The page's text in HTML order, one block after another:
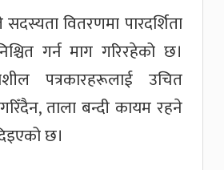
वितरणमा पारदर्शिता
गर्न माग गरिरहेको छ।
पत्रकारहरूलाई उचित
ताला बन्दी कायम रहने
छ।